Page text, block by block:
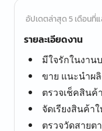
อัปเดตล่าสุด 5 เดือนที่
รายละเอียดงาน
มีใจรักในงาน
ขาย แนะนำผ
ตรวจเช็คสินค้
จัดเรียงสินค้า
ตรวจวัดสายต